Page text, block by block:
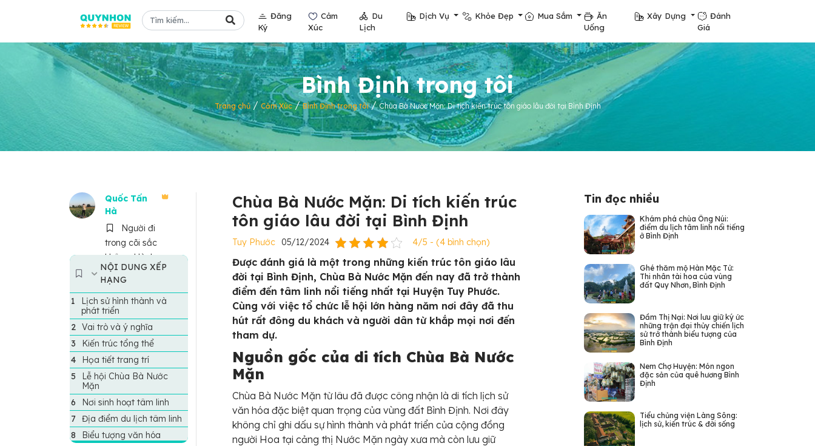
Đăng
Ký
Cảm
Xúc
Du
Lịch
Dịch Vụ Khỏe Đẹp Mua Sắm
Ăn
Uống
Xây Dựng
Đánh
Giá
Bình Định trong tôi
Trang chủ/ Cảm Xúc/Bình Định trong tôi/Chùa Bà Nước Mặn: Di tích kiến trúc tôn giáo lâu đời tại Bình Định
Quốc Tấn
Hà
Người đi
trong cõi sắc
không. Hành
trang chỉ chút
nắng hồng trên
vai...
Chùa Bà Nước Mặn: Di tích kiến trúc
tôn giáo lâu đời tại Bình Định
Tuy Phước 05/12/2024 4/5 - (4 bình chọn)
NỘI DUNG XẾP
HẠNG
Lịch sử hình thành và
phát triển
Vai trò và ý nghĩa
Kiến trúc tổng thể
Họa tiết trang trí
Lễ hội Chùa Bà Nước
Mặn
Nơi sinh hoạt tâm linh
Địa điểm du lịch tâm linh
Biểu tượng văn hóa
Được đánh giá là một trong những kiến trúc tôn giáo lâu
đời tại Bình Định, Chùa Bà Nước Mặn đến nay đã trở thành
điểm đến tâm linh nổi tiếng nhất tại Huyện Tuy Phước.
Cùng với việc tổ chức lễ hội lớn hàng năm nơi đây đã thu
hút rất đông du khách và người dân từ khắp mọi nơi đến
tham dự.
Nguồn gốc của di tích Chùa Bà Nước
Mặn
Chùa Bà Nước Mặn từ lâu đã được công nhận là di tích lịch sử
văn hóa đặc biệt quan trọng của vùng đất Bình Định. Nơi đây
không chỉ ghi dấu sự hình thành và phát triển của cộng đồng
người Hoa tại cảng thị Nước Mặn ngày xưa mà còn lưu giữ
Tin đọc nhiều
Khám phá chùa Ông Núi:
điểm du lịch tâm linh nổi tiếng
ở Bình Định
Ghé thăm mộ Hàn Mặc Tử:
Thi nhân tài hoa của vùng
đất Quy Nhơn, Bình Định
Đầm Thị Nại: Nơi lưu giữ ký ức
những trận đại thủy chiến lịch
sử trở thành biểu tượng của
Bình Định
Nem Chợ Huyện: Món ngon
đặc sản của quê hương Bình
Định
Tiểu chủng viện Làng Sông:
lịch sử, kiến trúc & đời sống